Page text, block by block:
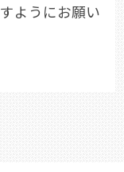
ようにお願い